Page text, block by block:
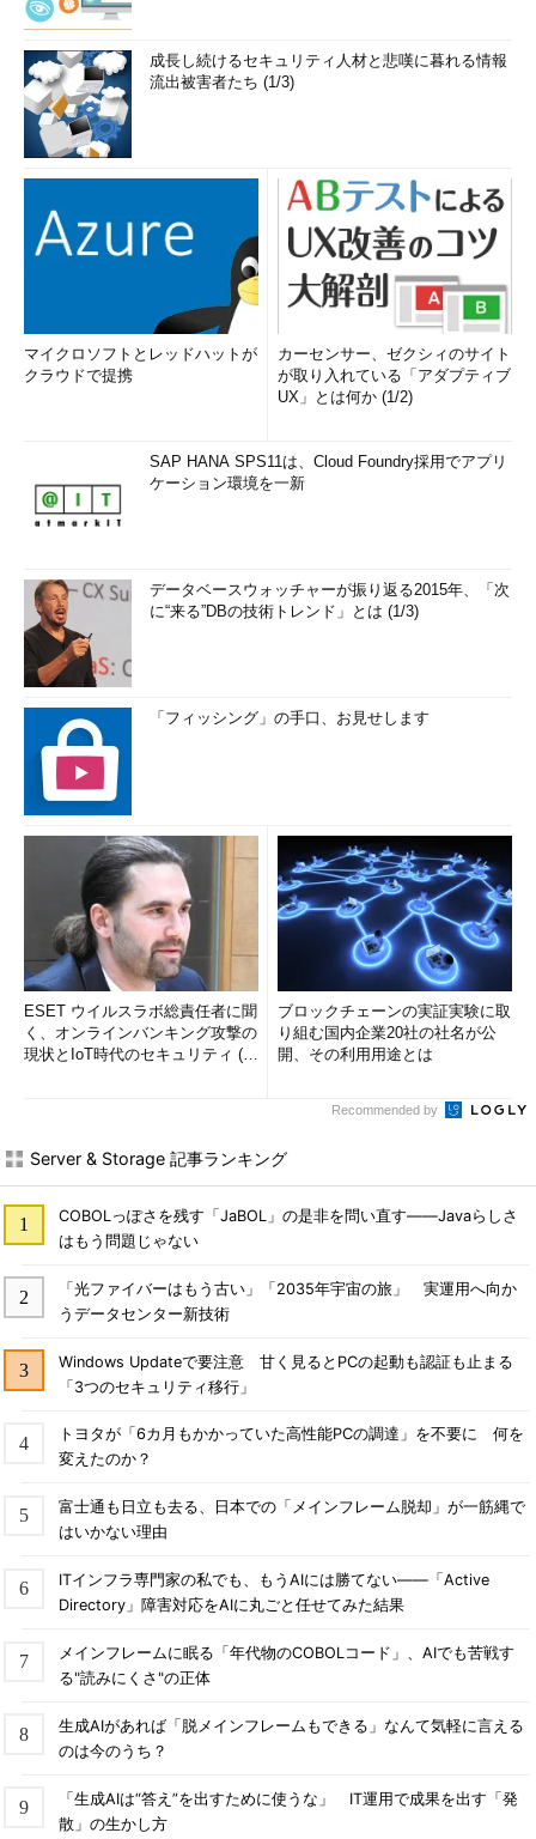
成長し続けるセキュリティ人材と悲嘆に暮れる情報
流出被害者たち (1/3)
マイクロソフトとレッドハットが
クラウドで提携
カーセンサー、ゼクシィのサイト
が取り入れている「アダプティブ
UX」とは何か (1/2)
SAP HANA SPS11は、Cloud Foundry採用でアプリ
ケーション環境を一新
データベースウォッチャーが振り返る2015年、「次
に“来る”DBの技術トレンド」とは (1/3)
「フィッシング」の手口、お見せします
ESET ウイルスラボ総責任者に聞
く、オンラインバンキング攻撃の
現状とIoT時代のセキュリティ (1/
ブロックチェーンの実証実験に取
り組む国内企業20社の社名が公
開、その利用用途とは
Recommended by
Server & Storage 記事ランキング
COBOLっぽさを残す「JaBOL」の是非を問い直す――Javaらしさ
はもう問題じゃない
「光ファイバーはもう古い」「2035年宇宙の旅」 実運用へ向か
うデータセンター新技術
Windows Updateで要注意 甘く見るとPCの起動も認証も止まる
「3つのセキュリティ移行」
トヨタが「6カ月もかかっていた高性能PCの調達」を不要に 何を
変えたのか？
富士通も日立も去る、日本での「メインフレーム脱却」が一筋縄で
はいかない理由
ITインフラ専門家の私でも、もうAIには勝てない――「Active
Directory」障害対応をAIに丸ごと任せてみた結果
メインフレームに眠る「年代物のCOBOLコード」、AIでも苦戦す
る"読みにくさ"の正体
生成AIがあれば「脱メインフレームもできる」なんて気軽に言える
のは今のうち？
「生成AIは“答え”を出すために使うな」 IT運用で成果を出す「発
散」の生かし方